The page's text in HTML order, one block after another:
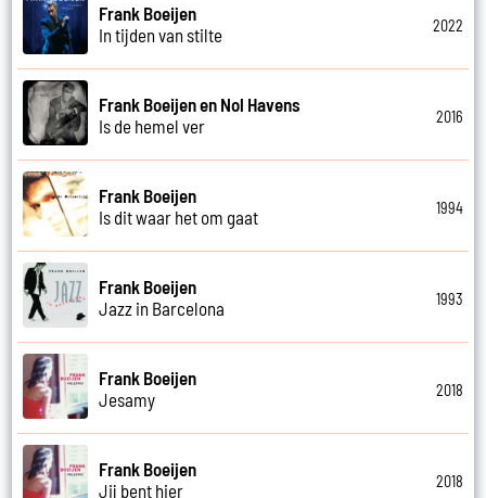
Frank Boeijen
In tijden van stilte
2022
Frank Boeijen en Nol Havens
Is de hemel ver
2016
Frank Boeijen
Is dit waar het om gaat
1994
Frank Boeijen
Jazz in Barcelona
1993
Frank Boeijen
Jesamy
2018
Frank Boeijen
Jij bent hier
2018